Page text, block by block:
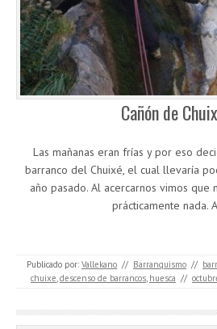
Cañón de
Las mañanas eran frías y por eso
barranco del Chuixé, el cual llevaría
año pasado. Al acercarnos vimos que
prácticamente nada.
Publicado por: Vallekano // Barranquismo //
chuixe,descenso de barrancos, huesca //